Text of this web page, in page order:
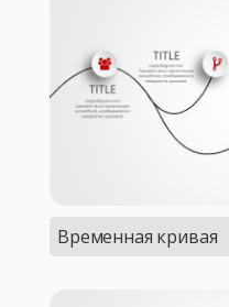
Временная кривая